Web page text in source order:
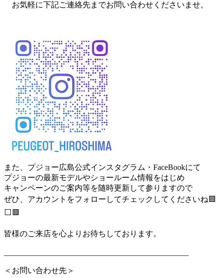
お気軽に下記ご連絡先までお問い合わせくださいませ。
また、プジョー広島公式インスタグラム・FaceBookにて
プジョーの最新モデルやショールーム情報をはじめ
キャンペーンのご案内等を随時更新して参りますので
ぜひ、アカウントをフォローしてチェックしてくださいね🟦
⬜🟥
皆様のご来店を心よりお待ちしております。
＜お問い合わせ先＞